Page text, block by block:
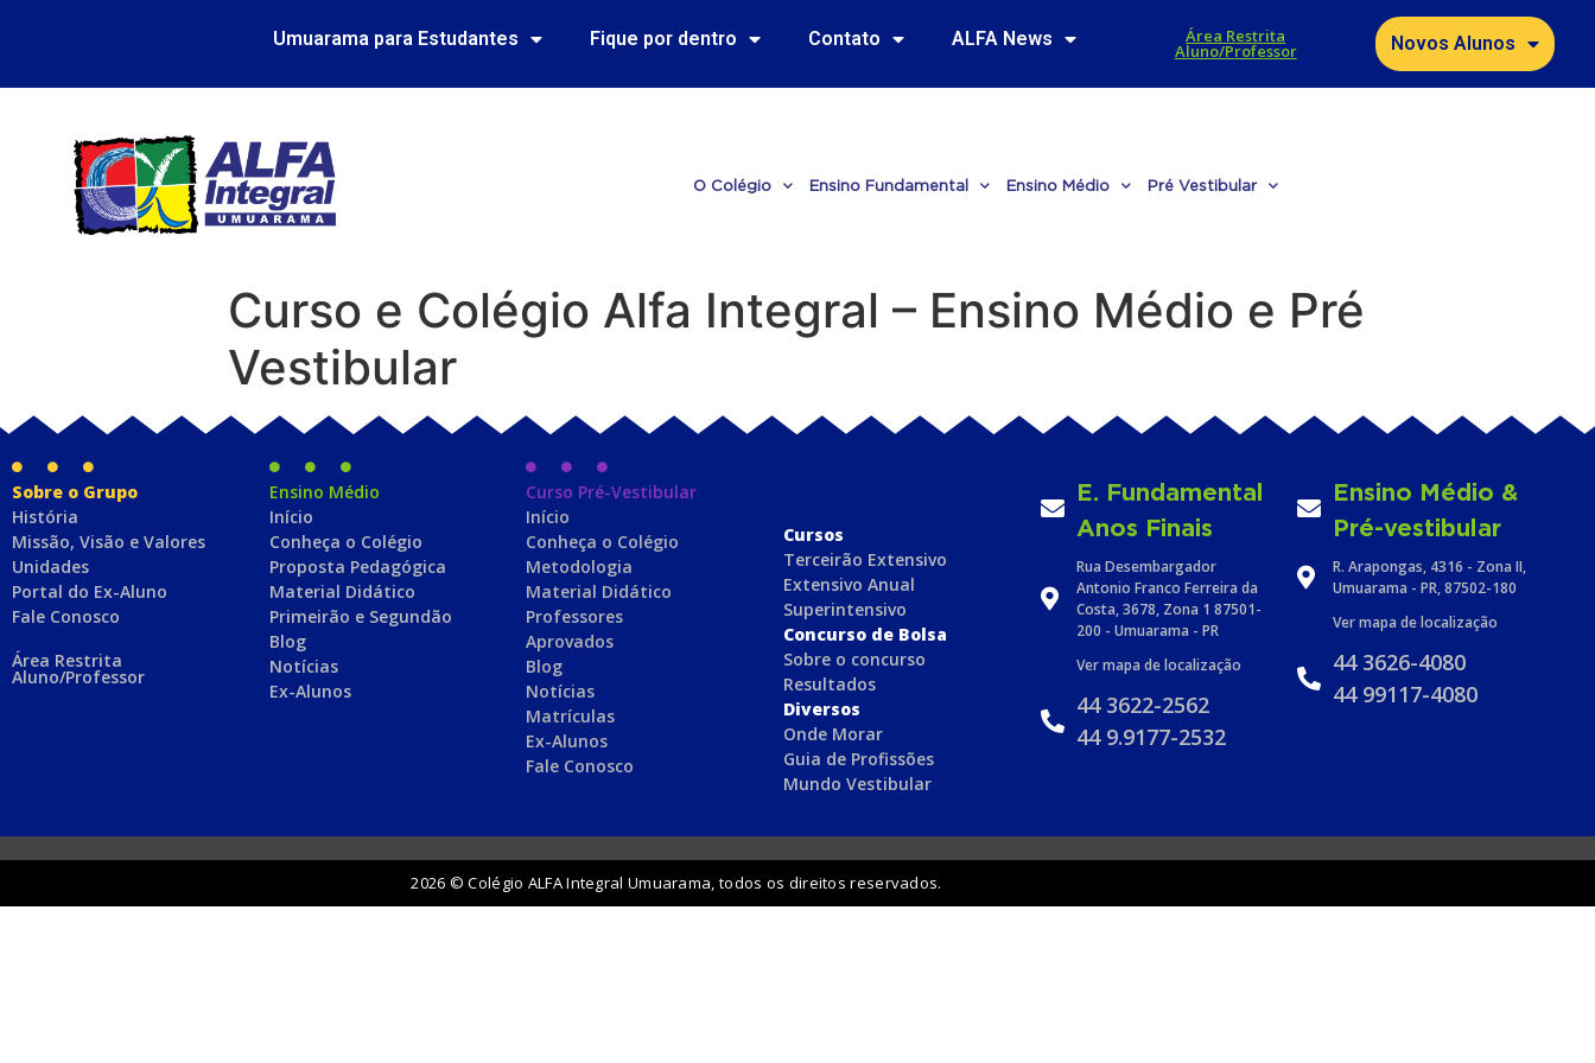
Umuarama para Estudantes Fique por dentro Contato ALFA News Área Restrita
Aluno/Professor Novos Alunos
O Colégio Ensino Fundamental Ensino Médio Pré Vestibular
Curso e Colégio Alfa Integral – Ensino Médio e Pré
Vestibular
Sobre o Grupo
História
Missão, Visão e Valores
Unidades
Portal do Ex-Aluno
Fale Conosco
Área Restrita
Aluno/Professor
Ensino Médio
Início
Conheça o Colégio
Proposta Pedagógica
Material Didático
Primeirão e Segundão
Blog
Notícias
Ex-Alunos
Curso Pré-Vestibular
Início
Conheça o Colégio
Metodologia
Material Didático
Professores
Aprovados
Blog
Notícias
Matrículas
Ex-Alunos
Fale Conosco
Cursos
Terceirão Extensivo
Extensivo Anual
Superintensivo
Concurso de Bolsa
Sobre o concurso
Resultados
Diversos
Onde Morar
Guia de Profissões
Mundo Vestibular
E. Fundamental
Anos Finais
Rua Desembargador
Antonio Franco Ferreira da
Costa, 3678, Zona 1 87501-
200 - Umuarama - PR
Ver mapa de localização
44 3622-2562
44 9.9177-2532
Ensino Médio &
Pré-vestibular
R. Arapongas, 4316 - Zona II,
Umuarama - PR, 87502-180
Ver mapa de localização
44 3626-4080
44 99117-4080
2026 © Colégio ALFA Integral Umuarama, todos os direitos reservados.